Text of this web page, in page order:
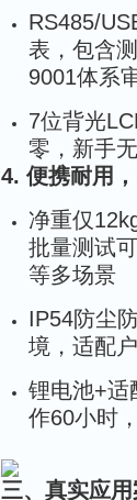
RS485/
表，包含
9001体系
7位背光
零，新手
4. 便携耐用
净重仅
批量测试
等多场景
IP54防尘
境，适配
锂电池+适
作60小时
三、真实应用